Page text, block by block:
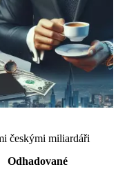
českými miliardáři
Odhadované